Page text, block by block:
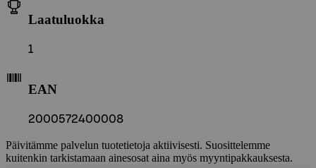
Laatuluokka
1
EAN
2000572400008
Päivitämme palvelun tuotetietoja aktiivisesti. Suosittelemme
kuitenkin tarkistamaan ainesosat aina myös myyntipakkauksesta.